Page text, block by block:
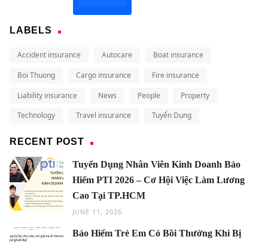
LABELS
Accident insurance Autocare
Boat insurance
Boi Thuong
Cargo insurance
Fire insurance
Liability insurance
News People
Property
Technology
Travel insurance Tuyển Dụng
RECENT POST
Tuyển Dụng Nhân Viên Kinh Doanh Bảo
Hiểm PTI 2026 – Cơ Hội Việc Làm Lương
Cao Tại TP.HCM
JUNE 11, 2026
Bảo Hiểm Trẻ Em Có Bồi Thường Khi Bị